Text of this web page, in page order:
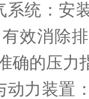
统：安装
效消除
确的压力
力装置：